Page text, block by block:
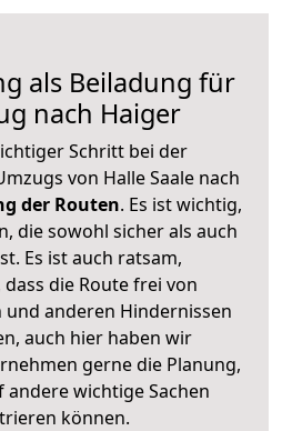
als Beiladung für
nach Haiger
Schritt bei der
von Halle Saale nach
der Routen. Es ist wichtig,
die sowohl sicher als auch
Es ist auch ratsam,
die Route frei von
anderen Hindernissen
auch hier haben wir
gerne die Planung,
andere wichtige Sachen
können.